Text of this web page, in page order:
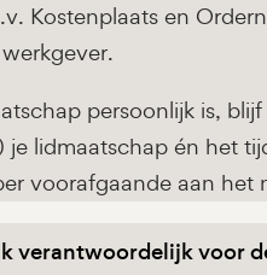
Kostenplaats en
persoonlijk is,
je lidmaatschap én het
voorafgaande aan het
verantwoordelijk voor